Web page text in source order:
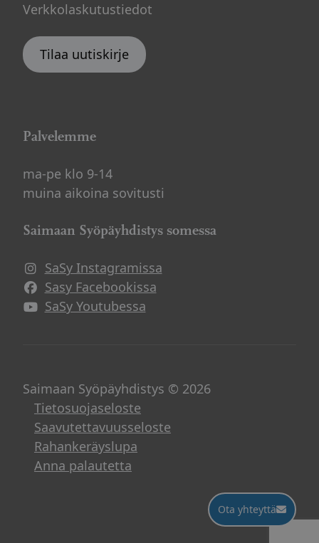
Verkkolaskutustiedot
Tilaa uutiskirje
Palvelemme
ma-pe klo 9-14
muina aikoina sovitusti
Saimaan Syöpäyhdistys somessa
SaSy Instagramissa
Avautuu uuteen ikkunaan
Sasy Facebookissa
Avautuu uuteen ikkunaan
SaSy Youtubessa
Avautuu uuteen ikkunaan
Saimaan Syöpäyhdistys © 2026
Tietosuojaseloste
Saavutettavuusseloste
Rahankeräyslupa
Anna palautetta
Ota yhteyttä
Ota yhteyttä